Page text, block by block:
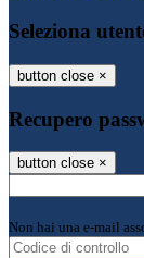
Seleziona
button close ×
Recupero
button close ×
Non hai una e-mail